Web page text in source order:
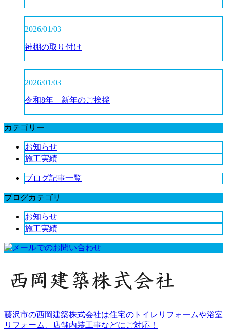
2026/01/03
神棚の取り付け
2026/01/03
令和8年 新年のご挨拶
カテゴリー
お知らせ
施工実績
ブログ記事一覧
ブログカテゴリ
お知らせ
施工実績
藤沢市の西岡建築株式会社は住宅のトイレリフォームや浴室
リフォーム、店舗内装工事などにご対応！